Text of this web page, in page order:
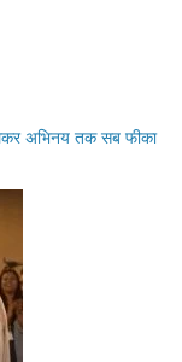
अभिनय तक सब फीका